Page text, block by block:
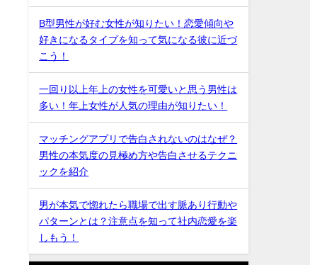
B型男性が好む女性が知りたい！恋愛傾向や
好きになるタイプを知って気になる彼に近づ
こう！
一回り以上年上の女性を可愛いと思う男性は
多い！年上女性が人気の理由が知りたい！
マッチングアプリで告白されないのはなぜ？
男性の本気度の見極め方や告白させるテクニ
ックを紹介
男が本気で惚れたら職場で出す脈あり行動や
パターンとは？注意点を知って社内恋愛を楽
しもう！